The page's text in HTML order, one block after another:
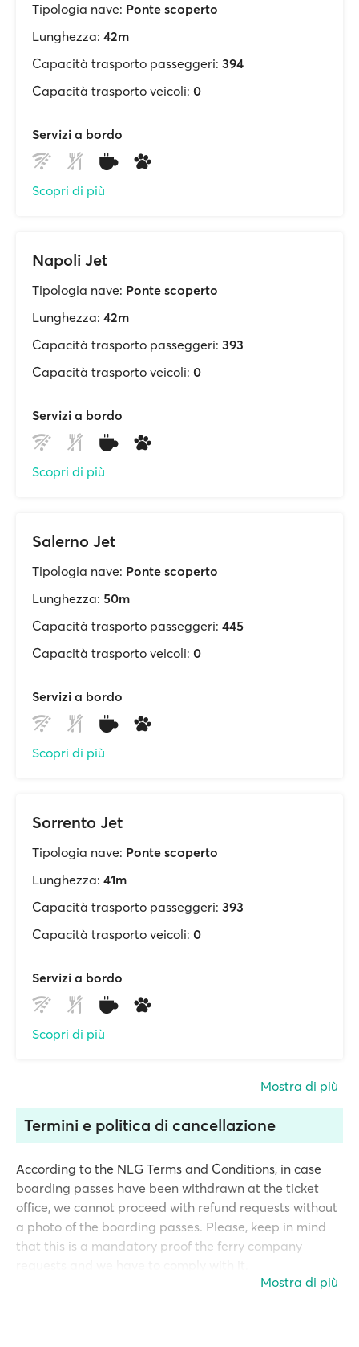
Tipologia nave: Ponte scoperto
Lunghezza: 42m
Capacità trasporto passeggeri: 394
Capacità trasporto veicoli: 0
Servizi a bordo
Scopri di più
Napoli Jet
Tipologia nave: Ponte scoperto
Lunghezza: 42m
Capacità trasporto passeggeri: 393
Capacità trasporto veicoli: 0
Servizi a bordo
Scopri di più
Salerno Jet
Tipologia nave: Ponte scoperto
Lunghezza: 50m
Capacità trasporto passeggeri: 445
Capacità trasporto veicoli: 0
Servizi a bordo
Scopri di più
Sorrento Jet
Tipologia nave: Ponte scoperto
Lunghezza: 41m
Capacità trasporto passeggeri: 393
Capacità trasporto veicoli: 0
Servizi a bordo
Scopri di più
Mostra di più
Termini e politica di cancellazione
According to the NLG Terms and Conditions, in case
boarding passes have been withdrawn at the ticket
office, we cannot proceed with refund requests without
a photo of the boarding passes. Please, keep in mind
that this is a mandatory proof the ferry company
Mostra di più